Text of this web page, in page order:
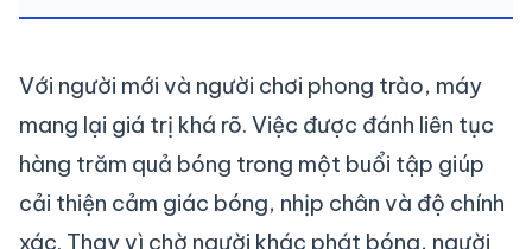
Với người mới và người chơi phong trào, máy
mang lại giá trị khá rõ. Việc được đánh liên tục
hàng trăm quả bóng trong một buổi tập giúp
cải thiện cảm giác bóng, nhịp chân và độ chính
xác. Thay vì chờ người khác phát bóng, người